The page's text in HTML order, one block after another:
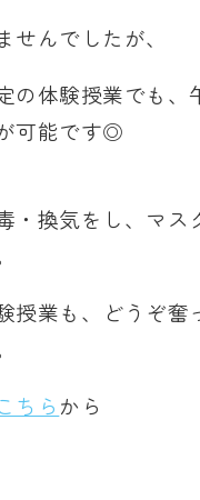
せんでしたが、
の体験授業でも、
可能です◎
・換気をし、マス
授業も、どうぞ奮
こちら から